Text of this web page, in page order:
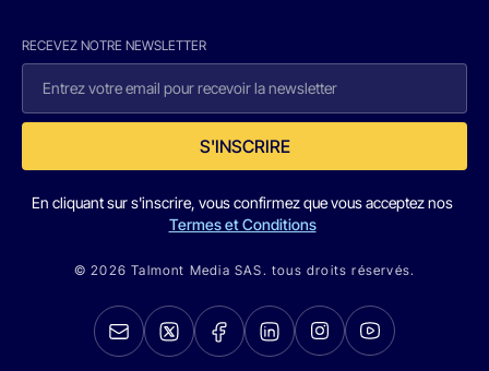
RECEVEZ NOTRE NEWSLETTER
S'INSCRIRE
En cliquant sur s'inscrire, vous confirmez que vous acceptez nos
Termes et Conditions
© 2026 Talmont Media SAS. tous droits réservés.